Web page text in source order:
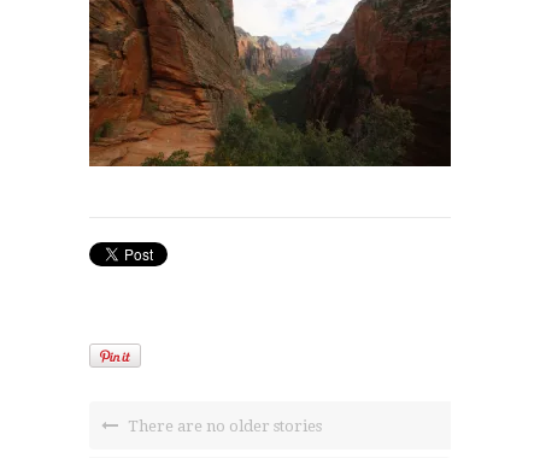
There are no older stories